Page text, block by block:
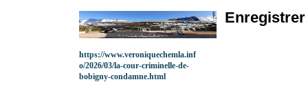
https://www.veroniquechemla.inf
o/2026/03/la-cour-criminelle-de-
bobigny-condamne.html